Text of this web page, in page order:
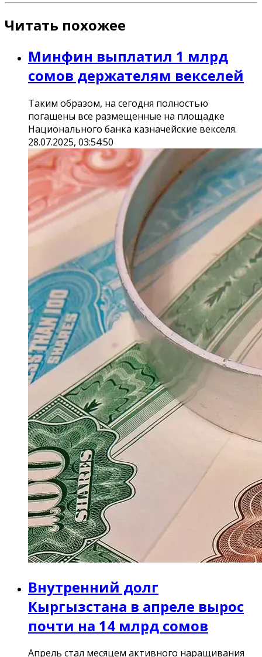
Читать похожее
Минфин выплатил 1 млрд
сомов держателям векселей
Таким образом, на сегодня полностью
погашены все размещенные на площадке
Национального банка казначейские векселя.
28.07.2025, 03:54:50
Внутренний долг
Кыргызстана в апреле вырос
почти на 14 млрд сомов
Апрель стал месяцем активного наращивания